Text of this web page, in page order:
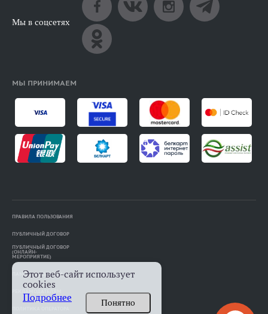
Мы в соцсетях
МЫ ПРИНИМАЕМ
ПРАВИЛА ПОЛЬЗОВАНИЯ
ПУБЛИЧНЫЙ ДОГОВОР
ПУБЛИЧНЫЙ ДОГОВОР
(ОНЛАЙН-
МЕРОПРИЯТИЕ)
ПАМЯТКА АВТОРАМ
Этот веб-сайт использует
cookies
Подробнее
Понятно